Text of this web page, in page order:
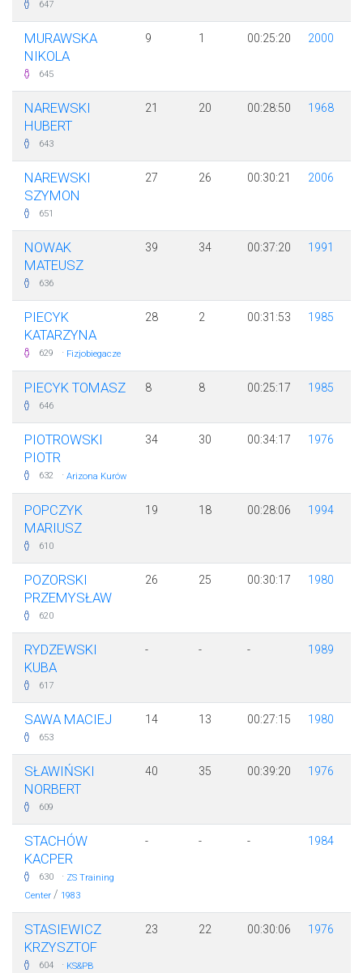
647
MURAWSKA
NIKOLA
645
9 1 00:25:20 2000
NAREWSKI
HUBERT
643
21 20 00:28:50 1968
NAREWSKI
SZYMON
651
27 26 00:30:21 2006
NOWAK
MATEUSZ
636
39 34 00:37:20 1991
PIECYK
KATARZYNA
629 · Fizjobiegacze
28 2 00:31:53 1985
PIECYK TOMASZ
646
8 8 00:25:17 1985
PIOTROWSKI
PIOTR
632 · Arizona Kurów
34 30 00:34:17 1976
POPCZYK
MARIUSZ
610
19 18 00:28:06 1994
POZORSKI
PRZEMYSŁAW
620
26 25 00:30:17 1980
RYDZEWSKI
KUBA
617
- - - 1989
SAWA MACIEJ
653
14 13 00:27:15 1980
SŁAWIŃSKI
NORBERT
609
40 35 00:39:20 1976
STACHÓW
KACPER
630 · ZS Training
Center / 1983
- - - 1984
STASIEWICZ
KRZYSZTOF
604 · KS&PB
23 22 00:30:06 1976